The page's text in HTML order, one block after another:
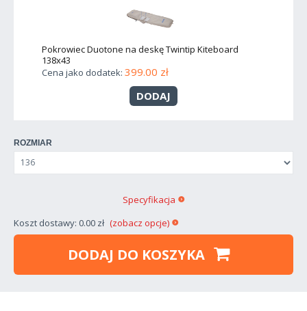
Pokrowiec Duotone na deskę Twintip Kiteboard
138x43
Cena jako dodatek: 399.00 zł
DODAJ
ROZMIAR
Koszt dostawy: 0.00 zł (zobacz opcje)
Specyfikacja
DODAJ DO KOSZYKA